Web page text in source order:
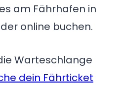
am Fährhafen in
online buchen.
Warteschlange
dein Fährticket